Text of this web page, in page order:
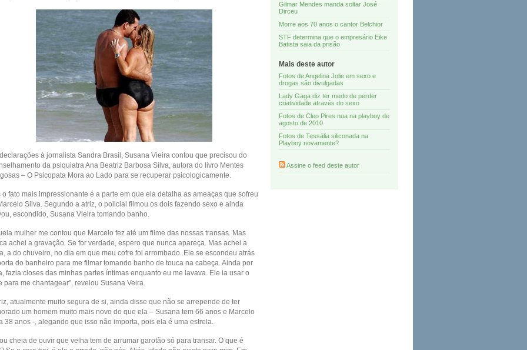
à jornalista Sandra Brasil, Susana Vieira contou que precisou do
da psiquiatra Ana Beatriz Barbosa Silva, autora do livro Mentes
– O Psicopata Mora ao Lado para se recuperar psicologicamente.
o fato mais impressionante é a parte em que ela detalha as ameaças que sofreu
Silva. Segundo a atriz, o policial filmou os dois fazendo sexo e ainda
escondido, Susana Vieira tomando banho.
mulher me contou que Marcelo fez até um filme das nossas transas. Mas
achei a gravação. Se for verdade, espero que nunca apareça. Mas achei a
a do chuveiro, no dia em que meu cofre foi arrombado. Ele se escondeu atrás
do banheiro para me filmar tomando banho de touca na cabeça. Ainda por
fazia closes das minhas partes íntimas enquanto eu me lavava. Ele ia usar o
para me chantagear”, revelou Susana Veira.
atualmente muito segura de si, ainda disse que não se arrepende de ter
um homem muito mais novo do que ela – Susana tem 66 anos e Marcelo
38 anos -, alegando que isso não importa, pois ela é uma estrela.
cheia de ouvir que velha tem de arrumar garotão só para transar. O que é
Gilmar Mendes manda soltar José
Dirceu
Morre aos 70 anos o cantor Belchior
STF determina que o empresário Eike
Batista saia da prisão
Mais deste autor
Fotos de Angelina Jolie em sexo e
drogas são divulgadas
Lady Gaga diz ter medo de perder
criatividade através do sexo
Fotos de Cleo Pires nua na playboy de
agosto de 2010
Fotos de Tessália siliconada na
Playboy novamente?
Assine o feed deste autor